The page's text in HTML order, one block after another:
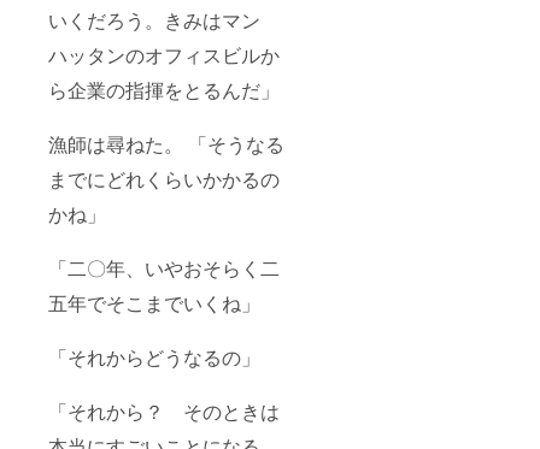
いくだろう。きみはマン
ハッタンのオフィスビルか
ら企業の指揮をとるんだ」
漁師は尋ねた。 「そうなる
までにどれくらいかかるの
かね」
「二〇年、いやおそらく二
五年でそこまでいくね」
「それからどうなるの」
「それから？ そのときは